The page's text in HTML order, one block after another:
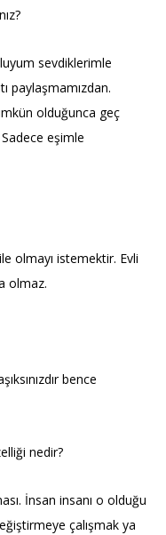
sevdiklerimle
paylaşmamızdan.
olduğunca geç
eşimle
olmayı istemektir. Evli
olmaz.
bence
nedir?
İnsan insanı o olduğu
çalışmak ya